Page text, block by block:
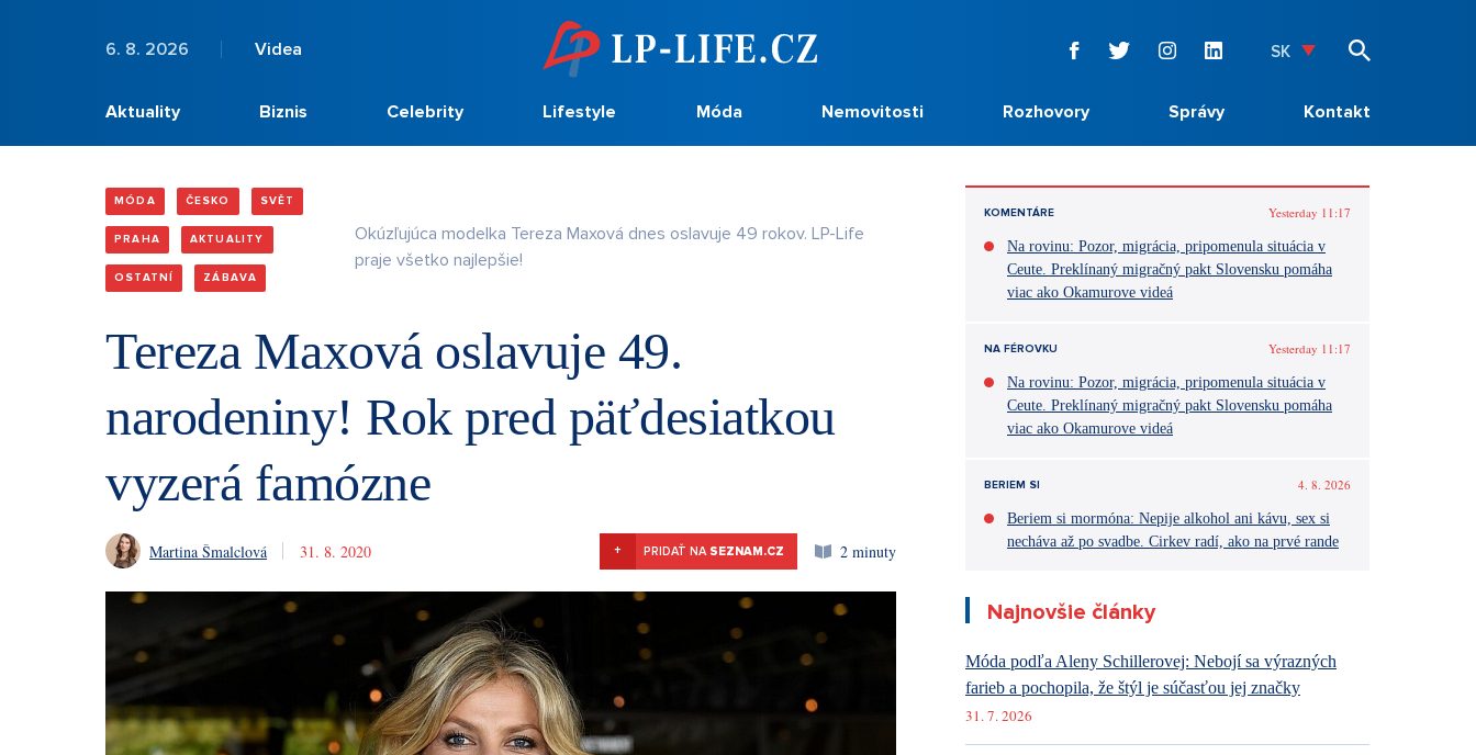
6. 8. 2026 Videa SK
Aktuality Biznis Celebrity Lifestyle Móda Nemovitosti Rozhovory Správy Kontakt
MÓDA ČESKO SVĚT
PRAHA AKTUALITY
OSTATNÍ ZÁBAVA
Okúzľujúca modelka Tereza Maxová dnes oslavuje 49 rokov. LP-Life
praje všetko najlepšie!
Tereza Maxová oslavuje 49.
narodeniny! Rok pred päťdesiatkou
vyzerá famózne
Martina Šmalclová 31. 8. 2020 + PRIDAŤ NA SEZNAM.CZ 2 minuty
KOMENTÁRE Yesterday 11:17
Na rovinu: Pozor, migrácia, pripomenula situácia v
Ceute. Preklínaný migračný pakt Slovensku pomáha
viac ako Okamurove videá
NA FÉROVKU Yesterday 11:17
Na rovinu: Pozor, migrácia, pripomenula situácia v
Ceute. Preklínaný migračný pakt Slovensku pomáha
viac ako Okamurove videá
BERIEM SI 4. 8. 2026
Beriem si mormóna: Nepije alkohol ani kávu, sex si
necháva až po svadbe. Cirkev radí, ako na prvé rande
Najnovšie články
Móda podľa Aleny Schillerovej: Nebojí sa výrazných
farieb a pochopila, že štýl je súčasťou jej značky
31. 7. 2026